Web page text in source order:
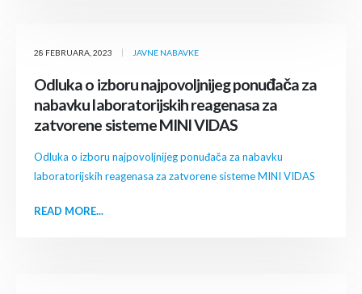
28 FEBRUARA, 2023 JAVNE NABAVKE
Odluka o izboru najpovoljnijeg ponuđača za
nabavku laboratorijskih reagenasa za
zatvorene sisteme MINI VIDAS
Odluka o izboru najpovoljnijeg ponuđača za nabavku
laboratorijskih reagenasa za zatvorene sisteme MINI VIDAS
READ MORE...